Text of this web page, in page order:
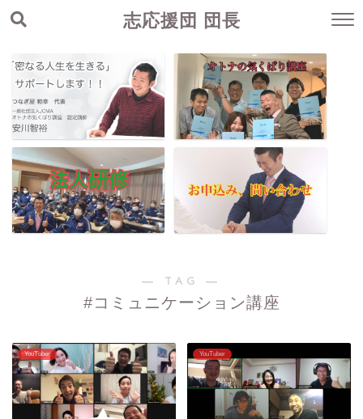
志応援団 団長
― TAG ―
#コミュニケーション講座
YouTuber YouTuber